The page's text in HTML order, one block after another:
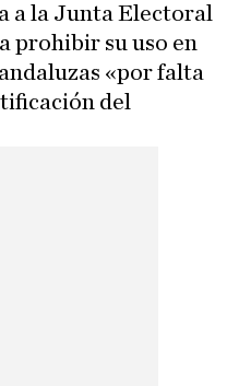
a la Junta Electoral
prohibir su uso en
«por falta
del